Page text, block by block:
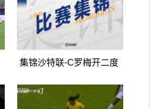
集锦沙特联-C罗梅开二度